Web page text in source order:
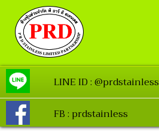
LINE ID : @prdstainless
FB : prdstainless